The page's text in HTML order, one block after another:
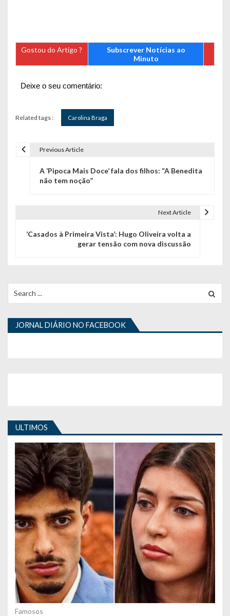
Gostou do Artigo ?
Subscrever Notícias ao
Minuto
Deixe o seu comentário:
Related tags : Carolina Braga
ã
o
d
i
g
o
s
Previous Article
A ‘Pipoca Mais Doce’ fala dos filhos: “A Benedita
não tem noção”
Next Article
‘Casados à Primeira Vista’: Hugo Oliveira volta a
gerar tensão com nova discussão
for:
JORNAL DIÁRIO NO FACEBOOK
ULTIMOS
Famosos